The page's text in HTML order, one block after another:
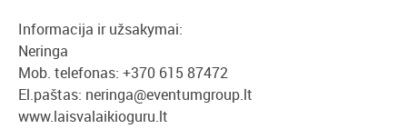
Informacija ir užsakymai:
Neringa
Mob. telefonas: +370 615 87472
El.paštas: neringa@eventumgroup.lt
www.laisvalaikioguru.lt